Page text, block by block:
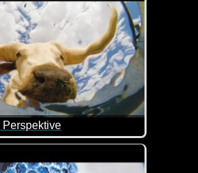
Perspektive
anderes Video. In dieser